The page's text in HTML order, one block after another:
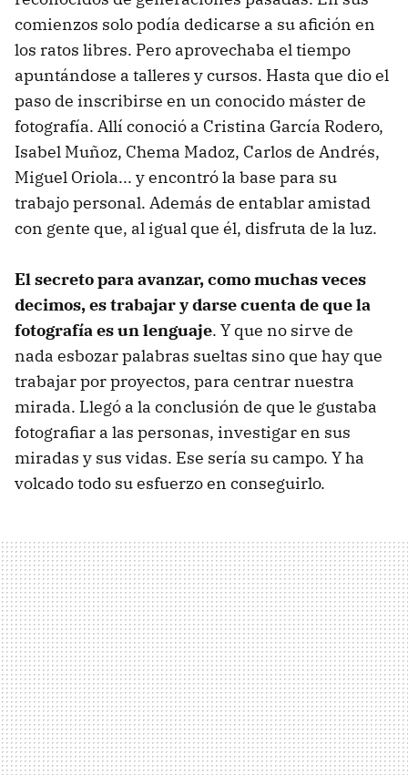
comienzos solo podía dedicarse a su afición en
los ratos libres. Pero aprovechaba el tiempo
apuntándose a talleres y cursos. Hasta que dio el
paso de inscribirse en un conocido máster de
fotografía. Allí conoció a Cristina García Rodero,
Isabel Muñoz, Chema Madoz, Carlos de Andrés,
Miguel Oriola... y encontró la base para su
trabajo personal. Además de entablar amistad
con gente que, al igual que él, disfruta de la luz.
El secreto para avanzar, como muchas veces
decimos, es trabajar y darse cuenta de que la
fotografía es un lenguaje. Y que no sirve de
nada esbozar palabras sueltas sino que hay que
trabajar por proyectos, para centrar nuestra
mirada. Llegó a la conclusión de que le gustaba
fotografiar a las personas, investigar en sus
miradas y sus vidas. Ese sería su campo. Y ha
volcado todo su esfuerzo en conseguirlo.